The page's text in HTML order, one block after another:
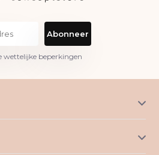
Abonneer
wettelijke beperkingen